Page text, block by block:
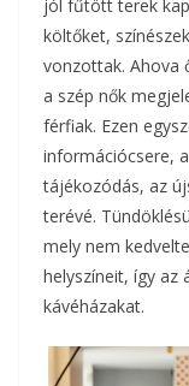
jól fűtött terek
költőket,
vonzottak. Ahova
a szép nők
férfiak. Ezen
információcsere,
tájékozódás, az
terévé.
mely nem
helyszíneit, így az
kávéházakat.